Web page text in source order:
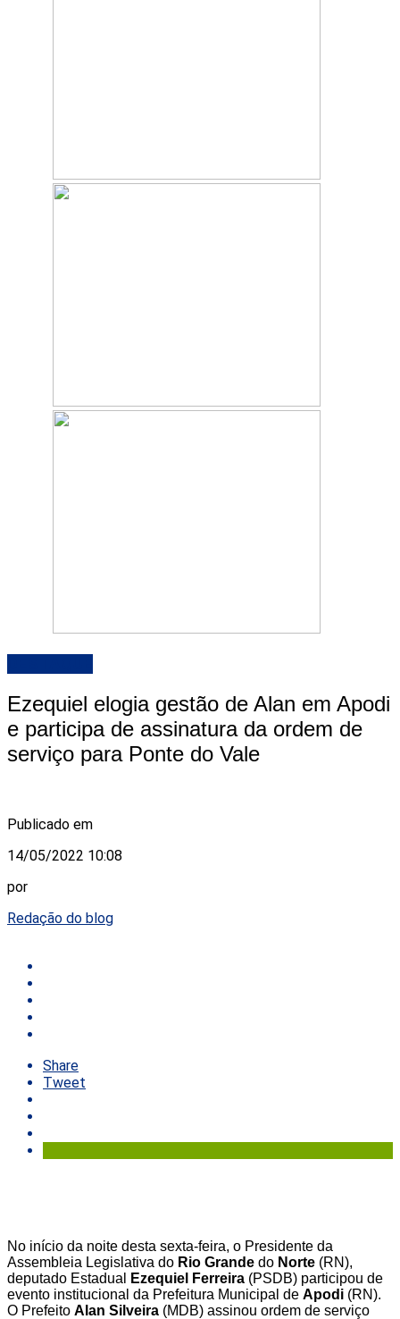
Ezequiel elogia gestão de Alan em Apodi
e participa de assinatura da ordem de
serviço para Ponte do Vale
Publicado em
14/05/2022 10:08
por
Redação do blog
Share
Tweet
No início da noite desta sexta-feira, o Presidente da
Assembleia Legislativa do Rio Grande do Norte (RN),
deputado Estadual
Ezequiel Ferreira (PSDB) participou de
evento institucional da Prefeitura Municipal de Apodi (RN).
O Prefeito Alan Silveira (MDB) assinou ordem de serviço